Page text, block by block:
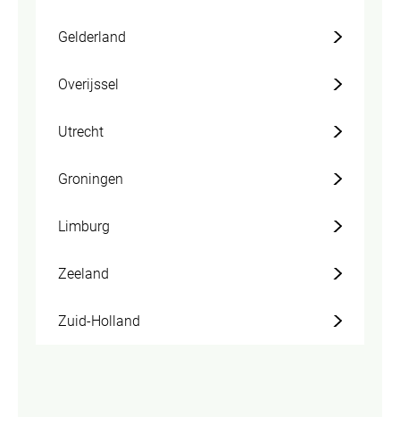
Gelderland
Overijssel
Utrecht
Groningen
Limburg
Zeeland
Zuid-Holland